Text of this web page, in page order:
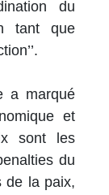
du
tant que
a marqué
et
sont les
du
de la paix,